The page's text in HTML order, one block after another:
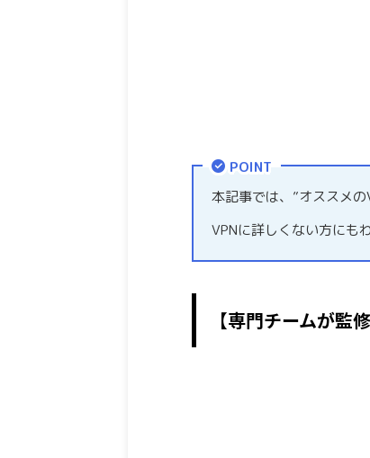
POINT
本記事では、”オススメ
VPNに詳しくない方にも
【専門チームが監